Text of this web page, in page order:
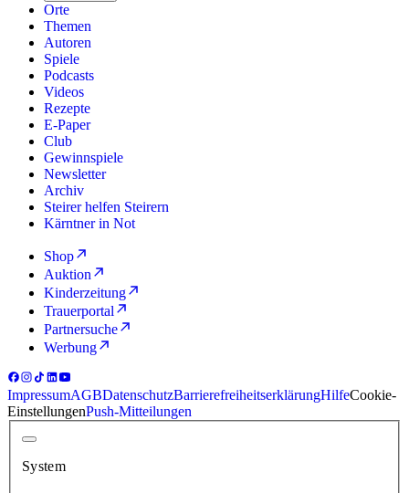
Orte
Themen
Autoren
Spiele
Podcasts
Videos
Rezepte
E-Paper
Club
Gewinnspiele
Newsletter
Archiv
Steirer helfen Steirern
Kärntner in Not
Shop
Auktion
Kinderzeitung
Trauerportal
Partnersuche
Werbung
ImpressumAGBDatenschutzBarrierefreiheitserklärungHilfeCookie-
EinstellungenPush-Mitteilungen
System